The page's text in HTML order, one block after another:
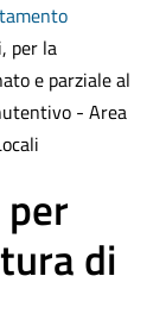
per la
e parziale al
- Area
di